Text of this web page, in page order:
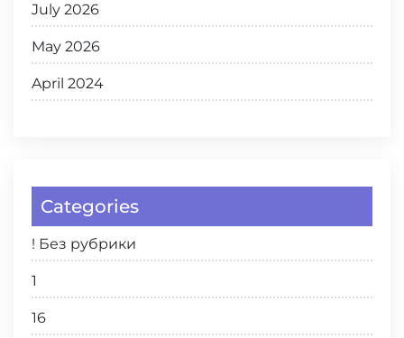
July 2026
May 2026
April 2024
Categories
! Без рубрики
1
16